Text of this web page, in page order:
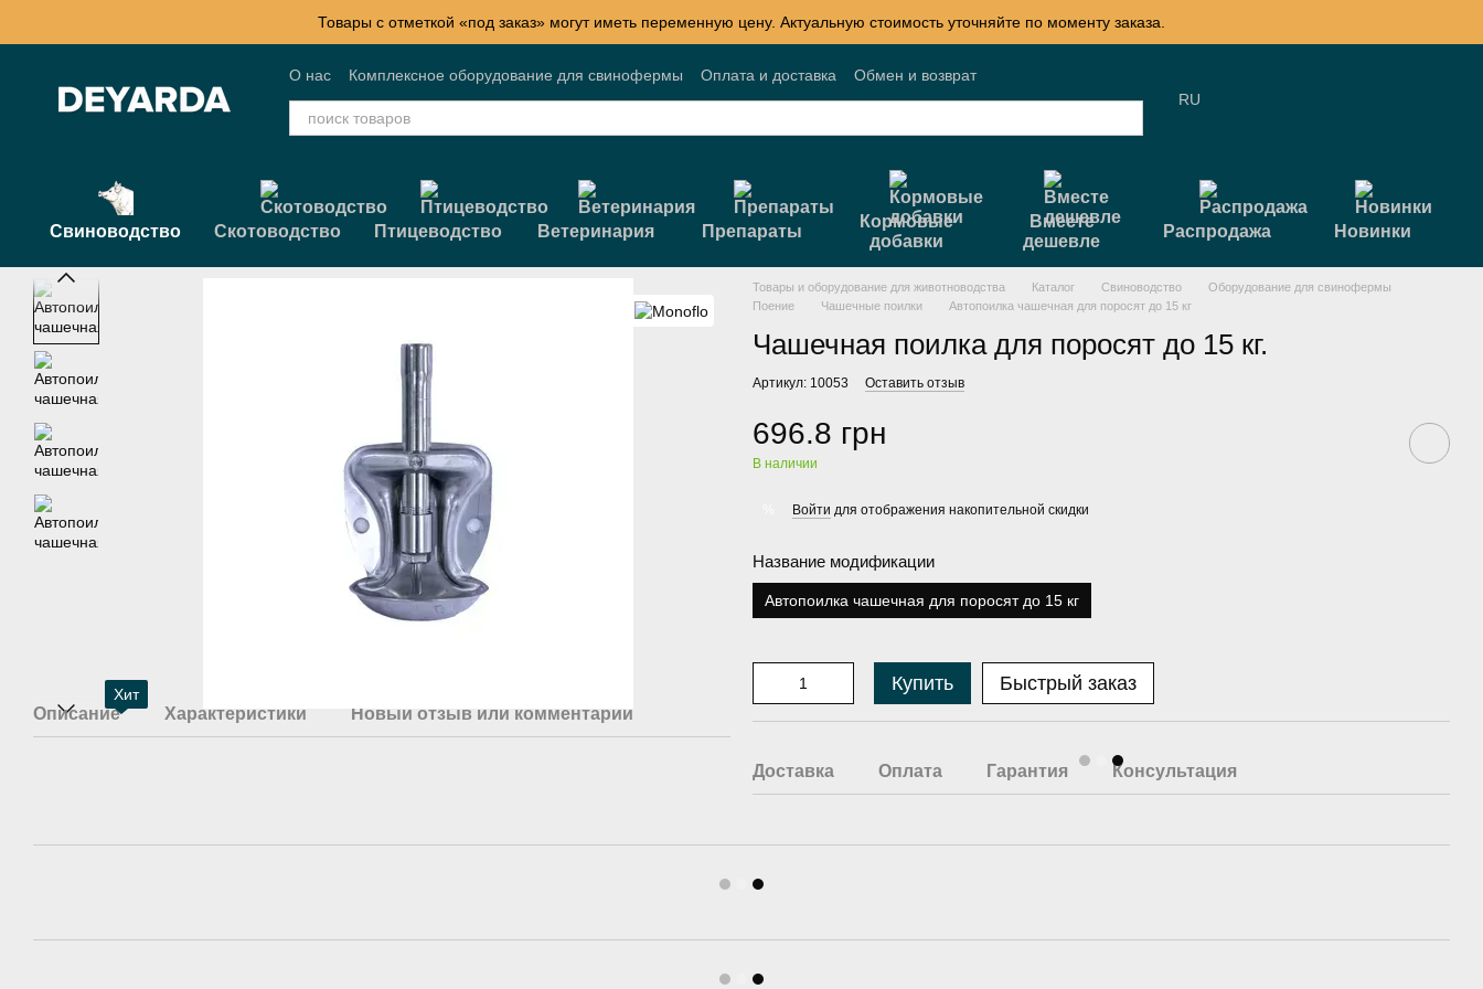
Товары с отметкой «под заказ» могут иметь переменную цену. Актуальную стоимость уточняйте по моменту заказа.
О нас Комплексное оборудование для свинофермы Оплата и доставка
Обмен и возврат
Контактная информация
Блог Акции Договор публичной оферты RU
Свиноводство Скотоводство Птицеводство Ветеринария Препараты
Кормовые
добавки
Вместе
дешевле
Распродажа Новинки
Хит
Описание Характеристики Новый отзыв или комментарий
Товары и оборудование для животноводства Каталог Свиноводство
Оборудование для свинофермы
Поение
Чашечные поилки Автопоилка чашечная для поросят до 15 кг
Чашечная поилка для поросят до 15 кг.
Артикул: 10053 Оставить отзыв
696.8 грн
В наличии
Войти для отображения накопительной скидки
Название модификации
Автопоилка чашечная для поросят до 15 кг
Купить Быстрый заказ
Доставка Оплата Гарантия Консультация